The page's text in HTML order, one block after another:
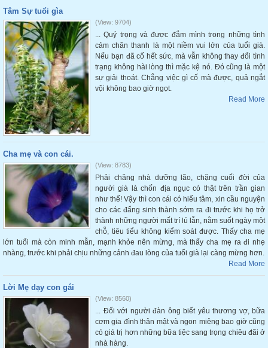
Tâm Sự tuổi gìa
(View: 9704)
... Quý trọng và được đắm mình trong những tình
cảm chân thanh là một niềm vui lớn của tuổi già.
Nếu bạn đã cố hết sức, mà vẫn không thay đổi tình
trạng không hài lòng thì mặc kệ nó. Đó cũng là một
sự giải thoát. Chẳng việc gì cố mà được, quả ngắt
vội không bao giờ ngọt.
Read More
Cha mẹ và con cái.
(View: 8783)
Phải chăng nhà dưỡng lão, chặng cuối đời của
người già là chốn địa ngục có thật trên trần gian
như thế! Vậy thì con cái có hiếu tâm, xin cầu nguyện
cho các đấng sinh thành sớm ra đi trước khi họ trở
thành những người mất trí lú lẫn, nằm suốt ngày một
chỗ, tiêu tiểu không kiểm soát được. Thấy cha mẹ
lớn tuổi mà còn minh mẫn, mạnh khỏe nên mừng, mà thấy cha mẹ ra đi nhẹ
nhàng, trước khi phải chịu những cảnh đau lòng của tuổi già lại càng mừng hơn.
Read More
Lời Mẹ dạy con gái
(View: 8560)
... Đối với người đàn ông biết yêu thương vợ, bữa
cơm gia đình thân mật và ngon miệng bao giờ cũng
có giá trị hơn những bữa tiệc sang trọng chiêu đãi ở
nhà hàng.